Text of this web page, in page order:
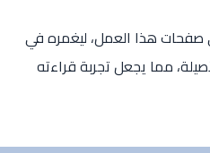
هذا العمل، ليغمره في
مما يجعل تجربة قراءته